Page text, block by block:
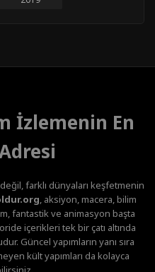
İzlemenin En
farklı dünyaları keşfetmenin
, aksiyon, macera, bilim
fantastik ve animasyon başta
içerikleri tek bir çatı altında
Güncel yapımların yanı sıra
kült yapımları da kolayca